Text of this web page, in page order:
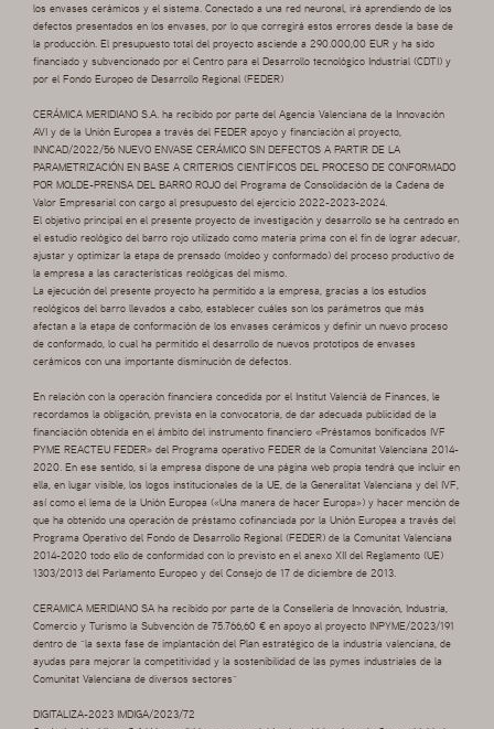
los envases cerámicos y el sistema. Conectado a una red neuronal, irá aprendiendo de los
defectos presentados en los envases, por lo que corregirá estos errores desde la base de
la producción. El presupuesto total del proyecto asciende a 290.000,00 EUR y ha sido
financiado y subvencionado por el Centro para el Desarrollo tecnológico Industrial (CDTI) y
por el Fondo Europeo de Desarrollo Regional (FEDER)
CERÁMICA MERIDIANO S.A. ha recibido por parte del Agencia Valenciana de la Innovación
AVI y de la Unión Europea a través del FEDER apoyo y financiación al proyecto,
INNCAD/2022/56 NUEVO ENVASE CERÁMICO SIN DEFECTOS A PARTIR DE LA
PARAMETRIZACIÓN EN BASE A CRITERIOS CIENTÍFICOS DEL PROCESO DE CONFORMADO
POR MOLDE-PRENSA DEL BARRO ROJO del Programa de Consolidación de la Cadena de
Valor Empresarial con cargo al presupuesto del ejercicio 2022-2023-2024.
El objetivo principal en el presente proyecto de investigación y desarrollo se ha centrado en
el estudio reológico del barro rojo utilizado como materia prima con el fin de lograr adecuar,
ajustar y optimizar la etapa de prensado (moldeo y conformado) del proceso productivo de
la empresa a las características reológicas del mismo.
La ejecución del presente proyecto ha permitido a la empresa, gracias a los estudios
reológicos del barro llevados a cabo, establecer cuáles son los parámetros que más
afectan a la etapa de conformación de los envases cerámicos y definir un nuevo proceso
de conformado, lo cual ha permitido el desarrollo de nuevos prototipos de envases
cerámicos con una importante disminución de defectos.
En relación con la operación financiera concedida por el Institut Valencià de Finances, le
recordamos la obligación, prevista en la convocatoria, de dar adecuada publicidad de la
financiación obtenida en el ámbito del instrumento financiero «Préstamos bonificados IVF
PYME REACTEU FEDER» del Programa operativo FEDER de la Comunitat Valenciana 2014-
2020. En ese sentido, si la empresa dispone de una página web propia tendrá que incluir en
ella, en lugar visible, los logos institucionales de la UE, de la Generalitat Valenciana y del IVF,
así como el lema de la Unión Europea («Una manera de hacer Europa») y hacer mención de
que ha obtenido una operación de préstamo cofinanciada por la Unión Europea a través del
Programa Operativo del Fondo de Desarrollo Regional (FEDER) de la Comunitat Valenciana
2014-2020 todo ello de conformidad con lo previsto en el anexo XII del Reglamento (UE)
1303/2013 del Parlamento Europeo y del Consejo de 17 de diciembre de 2013.
CERAMICA MERIDIANO SA ha recibido por parte de la Conselleria de Innovación, Industria,
Comercio y Turismo la Subvención de 75.766,60 € en apoyo al proyecto INPYME/2023/191
dentro de “la sexta fase de implantación del Plan estratégico de la industria valenciana, de
ayudas para mejorar la competitividad y la sostenibilidad de las pymes industriales de la
Comunitat Valenciana de diversos sectores”
DIGITALIZA-2023 IMDIGA/2023/72